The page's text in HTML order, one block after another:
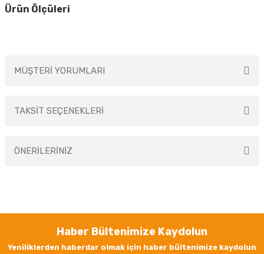
Ürün Ölçüleri
MÜŞTERİ YORUMLARI
TAKSİT SEÇENEKLERİ
ÖNERİLERİNİZ
Görüş ve önerileriniz için teşekkür ederiz.
Ürün resmi kalitesiz, bozuk veya görüntülenemiyor.
Haber Bültenimize Kaydolun
Yeniliklerden haberdar olmak için haber bültenimize kaydolun